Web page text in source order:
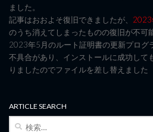
ました。
記事はおおよそ復旧できましたが、 2023
のうち消えてしまったものの復旧が不可
2023年5月のルート証明書の更新プログ
不具合があり、インストールに成功して
りましたのでファイルを差し替えました
ARTICLE SEARCH